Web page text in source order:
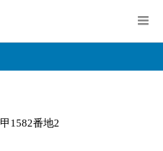
1582番地2